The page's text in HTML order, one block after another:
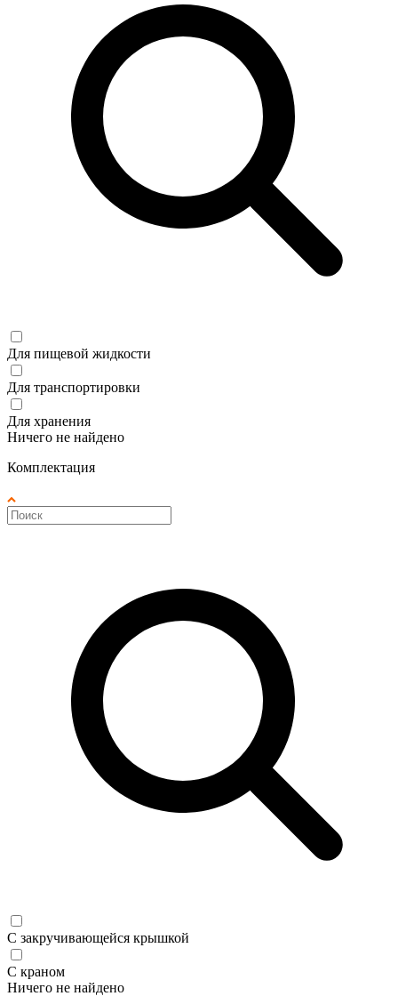
Для пищевой жидкости
Для транспортировки
Для хранения
Ничего не найдено
Комплектация
С закручивающейся крышкой
С краном
Ничего не найдено